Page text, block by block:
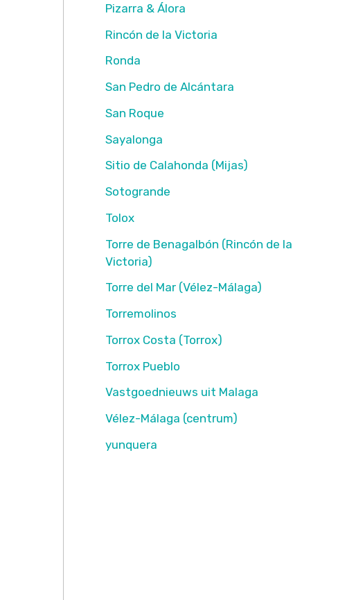
Pizarra & Álora
Rincón de la Victoria
Ronda
San Pedro de Alcántara
San Roque
Sayalonga
Sitio de Calahonda (Mijas)
Sotogrande
Tolox
Torre de Benagalbón (Rincón de la
Victoria)
Torre del Mar (Vélez-Málaga)
Torremolinos
Torrox Costa (Torrox)
Torrox Pueblo
Vastgoednieuws uit Malaga
Vélez-Málaga (centrum)
yunquera